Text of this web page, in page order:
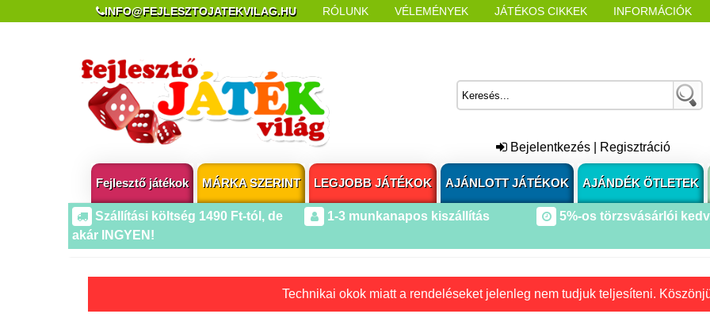
INFO@FEJLESZTOJATEKVILAG.HU RÓLUNK VÉLEMÉNYEK JÁTÉKOS CIKKEK INFORMÁCIÓK
Bejelentkezés Regisztráció
Fejlesztő játékok MÁRKA SZERINT LEGJOBB JÁTÉKOK AJÁNLOTT JÁTÉKOK AJÁNDÉK ÖTLETEK
Szállítási költség 1490 Ft-tól, de
akár INGYEN!
1-3 munkanapos kiszállítás 5%-os törzsvásárlói
Technikai okok miatt a rendeléseket jelenleg nem tudjuk teljesíteni.